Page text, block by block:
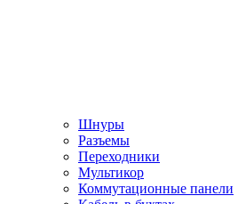
Шнуры
Разъемы
Переходники
Мультикор
Коммутационные панели